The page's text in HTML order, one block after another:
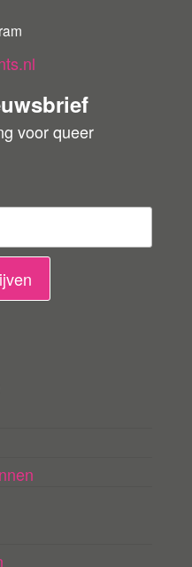
o
r
i
g
voor queer